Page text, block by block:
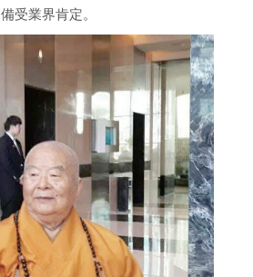
備受業界肯定。